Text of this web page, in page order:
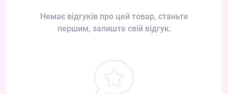
Немає відгуків про цей товар, станьте
першим, залиште свій відгук.